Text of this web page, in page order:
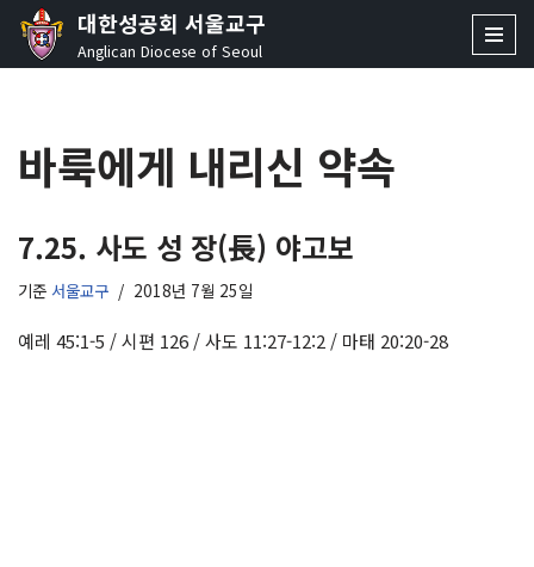
콘
로
건
뛰
기
대한성공회 서울교구
Anglican Diocese of Seoul
바룩에게 내리신 약속
7.25. 사도 성 장(長) 야고보
기준 서울교구 2018년 7월 25일
예레 45:1-5 / 시편 126 / 사도 11:27-12:2 / 마태 20:20-28